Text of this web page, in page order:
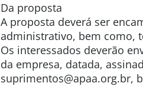
Da proposta
A proposta deverá ser
administrativo, bem como,
Os interessados deverão
da empresa, datada,
suprimentos@apaa.org.br,